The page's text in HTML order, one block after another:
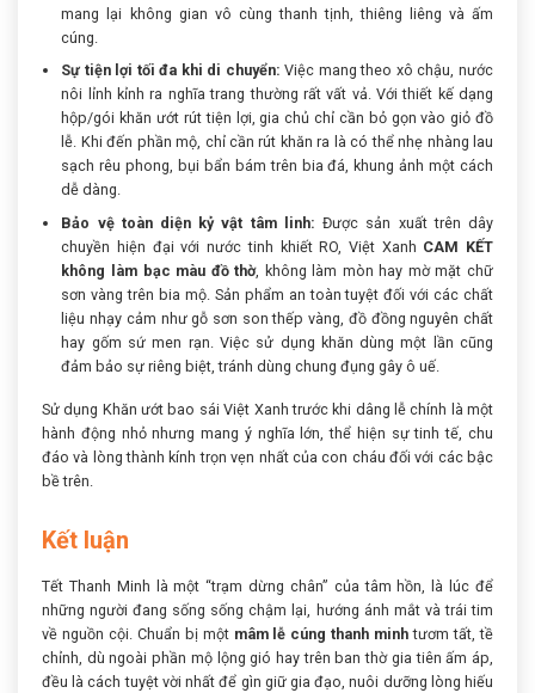
mang lại không gian vô cùng thanh tịnh, thiêng liêng và ấm
cúng.
Sự tiện lợi tối đa khi di chuyển: Việc mang theo xô chậu, nước
nôi lỉnh kỉnh ra nghĩa trang thường rất vất vả. Với thiết kế dạng
hộp/gói khăn ướt rút tiện lợi, gia chủ chỉ cần bỏ gọn vào giỏ đồ
lễ. Khi đến phần mộ, chỉ cần rút khăn ra là có thể nhẹ nhàng lau
sạch rêu phong, bụi bẩn bám trên bia đá, khung ảnh một cách
dễ dàng.
Bảo vệ toàn diện kỷ vật tâm linh: Được sản xuất trên dây
chuyền hiện đại với nước tinh khiết RO, Việt Xanh CAM KẾT
không làm bạc màu đồ thờ, không làm mòn hay mờ mặt chữ
sơn vàng trên bia mộ. Sản phẩm an toàn tuyệt đối với các chất
liệu nhạy cảm như gỗ sơn son thếp vàng, đồ đồng nguyên chất
hay gốm sứ men rạn. Việc sử dụng khăn dùng một lần cũng
đảm bảo sự riêng biệt, tránh dùng chung đụng gây ô uế.
Sử dụng Khăn ướt bao sái Việt Xanh trước khi dâng lễ chính là một
hành động nhỏ nhưng mang ý nghĩa lớn, thể hiện sự tinh tế, chu
đáo và lòng thành kính trọn vẹn nhất của con cháu đối với các bậc
bề trên.
Kết luận
Tết Thanh Minh là một “trạm dừng chân” của tâm hồn, là lúc để
những người đang sống sống chậm lại, hướng ánh mắt và trái tim
về nguồn cội. Chuẩn bị một mâm lễ cúng thanh minh tươm tất, tề
chỉnh, dù ngoài phần mộ lộng gió hay trên ban thờ gia tiên ấm áp,
đều là cách tuyệt vời nhất để gìn giữ gia đạo, nuôi dưỡng lòng hiếu